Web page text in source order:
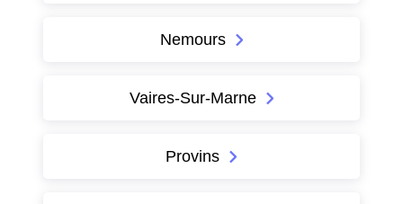
Nemours
Vaires-Sur-Marne
Provins